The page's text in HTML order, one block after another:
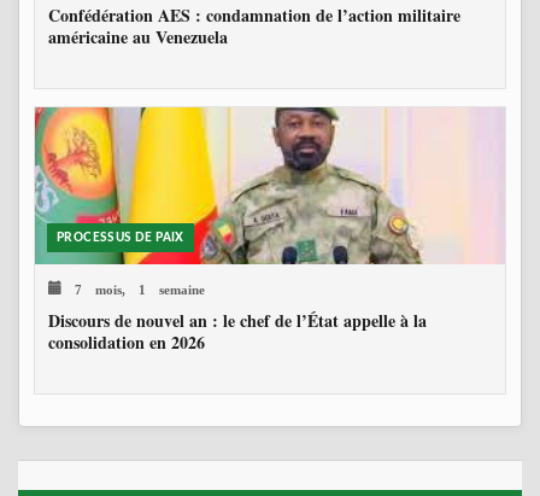
Confédération AES : condamnation de l’action militaire
américaine au Venezuela
PROCESSUS DE PAIX
7 mois, 1 semaine
Discours de nouvel an : le chef de l’État appelle à la
consolidation en 2026